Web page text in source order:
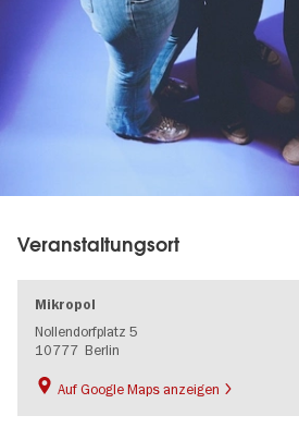
Veranstaltungsort
Mikropol
Nollendorfplatz 5
10777 Berlin
Auf Google Maps anzeigen